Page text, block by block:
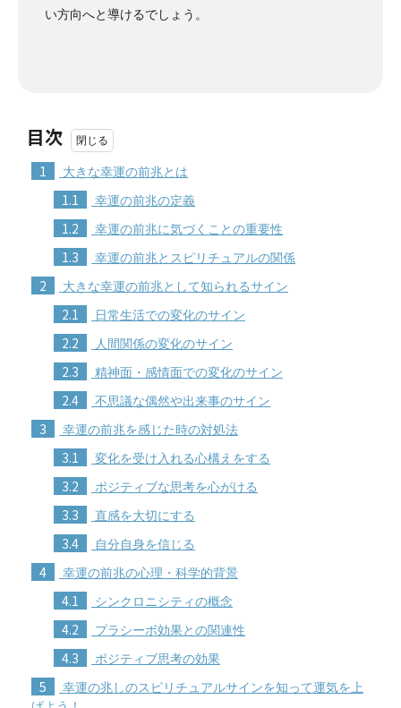
い方向へと導けるでしょう。
目次
1 大きな幸運の前兆とは
1.1 幸運の前兆の定義
1.2 幸運の前兆に気づくことの重要性
1.3 幸運の前兆とスピリチュアルの関係
2 大きな幸運の前兆として知られるサイン
2.1 日常生活での変化のサイン
2.2 人間関係の変化のサイン
2.3 精神面・感情面での変化のサイン
2.4 不思議な偶然や出来事のサイン
3 幸運の前兆を感じた時の対処法
3.1 変化を受け入れる心構えをする
3.2 ポジティブな思考を心がける
3.3 直感を大切にする
3.4 自分自身を信じる
4 幸運の前兆の心理・科学的背景
4.1 シンクロニシティの概念
4.2 プラシーボ効果との関連性
4.3 ポジティブ思考の効果
5
幸運の兆しのスピリチュアルサインを知って運気を上